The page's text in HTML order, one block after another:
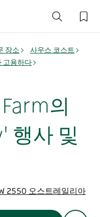
장소
사우스 코스트
고용하다
의
행사 및
2550 오스트레일리아